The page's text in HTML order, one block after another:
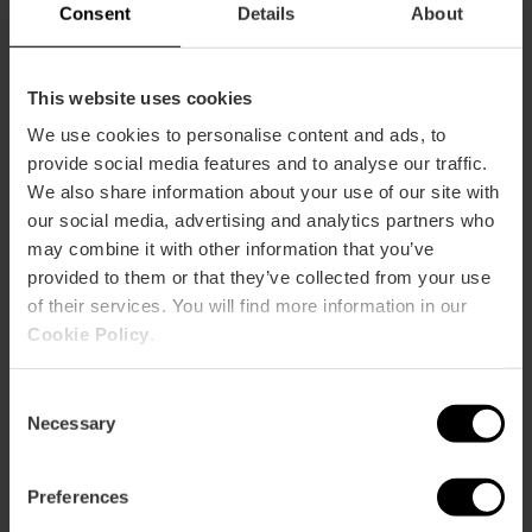
Consent Details About
This website uses cookies
We use cookies to personalise content and ads, to
provide social media features and to analyse our traffic.
We also share information about your use of our site with
our social media, advertising and analytics partners who
may combine it with other information that you’ve
provided to them or that they’ve collected from your use
of their services. You will find more information in our
Cookie Policy
Selection
Necessary
Preferences
L3
Bus
70
Avenida De la Horchata, 19 46120 Alboraya